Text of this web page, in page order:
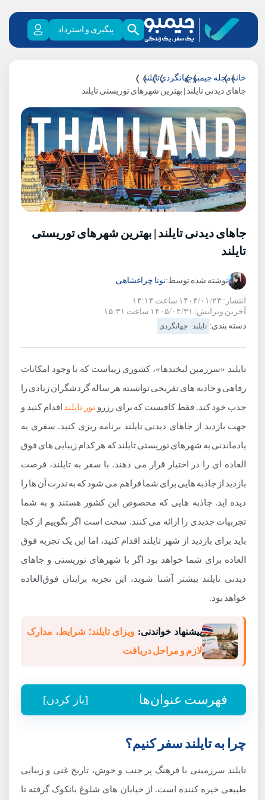
پیگیری و استرداد
خانهمجله جیمبوجهانگردیتایلند
جاهای دیدنی تایلند | بهترین شهرهای توریستی تایلند
جاهای دیدنی تایلند | بهترین شهرهای توریستی
تایلند
نوشته شده توسط:نونا چراغشاهی
انتشار: ۱۴۰۴/۰۱/۲۳ ساعت ۱۴:۱۴
آخرین ویرایش: ۱۴۰۵/۰۴/۳۱ ساعت ۱۵:۳۱
دسته بندی:
تایلند جهانگردی
تایلند «سرزمین لبخندها»، کشوری زیباست که با وجود امکانات
رفاهی و جاذبه های تفریحی توانسته هر ساله گردشگران زیادی را
جذب خود کند. فقط کافیست که برای رزرو تور تایلنداقدام کنید و
جهت بازدید از جاهای دیدنی تایلند برنامه ریزی کنید. سفری به
یادماندنی به شهرهای توریستی تایلند که هر کدام زیبایی های فوق
العاده ای را در اختیار قرار می دهند. با سفر به تایلند، فرصت
بازدید از جاذبه هایی برای شما فراهم می شود که به ندرت آن ها را
دیده اید. جاذبه هایی که مخصوص این کشور هستند و به شما
تجربیات جدیدی را ارائه می کنند. سخت است اگر بگوییم از کجا
باید برای بازدید از شهر تایلند اقدام کنید، اما این یک تجربه فوق
العاده برای شما خواهد بود اگر با شهرهای توریستی و جاهای
دیدنی تایلند بیشتر آشنا شوید، این تجربه برایتان فوق‌العاده
خواهد بود.
پیشنهاد خواندنی: ویزای تایلند؛ شرایط، مدارک
لازم و مراحل دریافت
فهرست عنوان‌ها [باز کردن]
جاهای دیدنی تایلند: از معابد تا جاذبه های طبیعی
1.معبد سفید (Chiang Rai)
چرا به تایلند سفر کنیم؟
تایلند سرزمینی با فرهنگ پر جنب و جوش، تاریخ غنی و زیبایی
طبیعی خیره کننده است. از خیابان های شلوغ بانکوک گرفته تا